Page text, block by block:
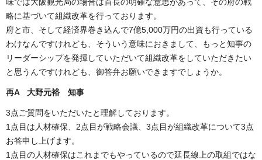
略に基づいて組織改革を行っております。
府と市、そして経済界巻き込んで7億5,000万円の出資も行っている
わけなんですけれども、そういう意味におきまして、もっと知事の
リーダーシップを発揮していただいて組織改革をしていただきたい
と思うんですけれども、御答弁お願いできますでしょうか。
再A 大野元裕 知事
3点ご質問をいただいたと理解しております。
1点目は人材確保、2点目が戦略会議、3点目が組織改革について3点
お答申し上げます。
1点目の人材確保はこれまでもやっているので延長線上の取組ではな